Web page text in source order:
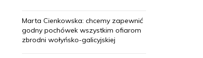
Marta Cienkowska: chcemy zapewnić
godny pochówek wszystkim ofiarom
zbrodni wołyńsko-galicyjskiej